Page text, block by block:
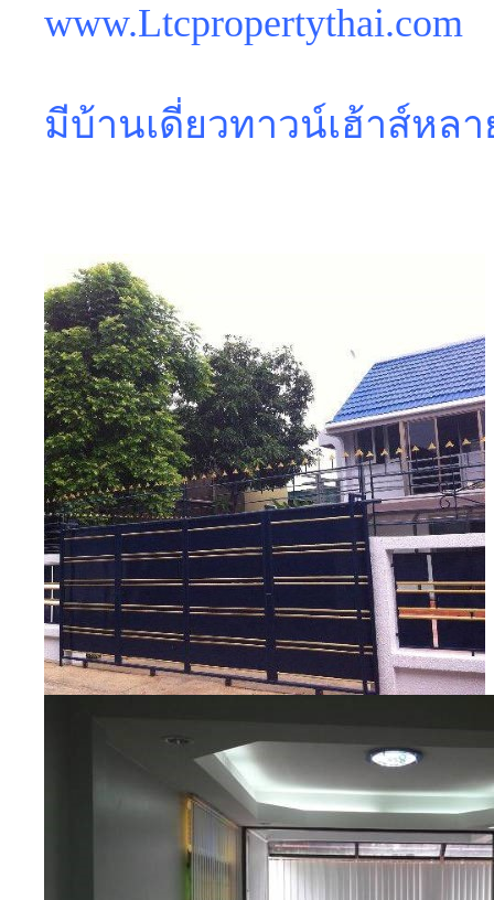
www.Ltcpropertythai.com
มีบ้านเดี่ยวทาวน์เฮ้าส์หลา